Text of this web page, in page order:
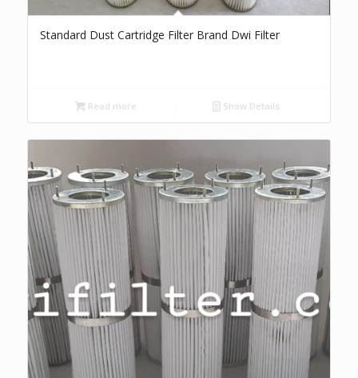
Standard Dust Cartridge Filter Brand Dwi Filter
Read more Show Details